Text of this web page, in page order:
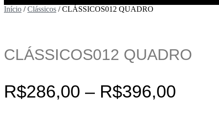
Início /Clássicos / CLÁSSICOS012 QUADRO
CLÁSSICOS012 QUADRO
R$286,00 – R$396,00